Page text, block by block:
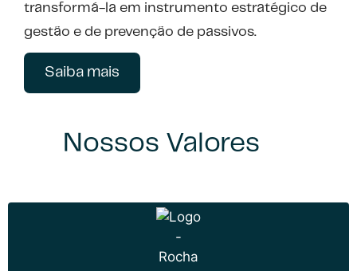
transformá-la em instrumento estratégico de
gestão e de prevenção de passivos.
Saiba mais
Nossos Valores